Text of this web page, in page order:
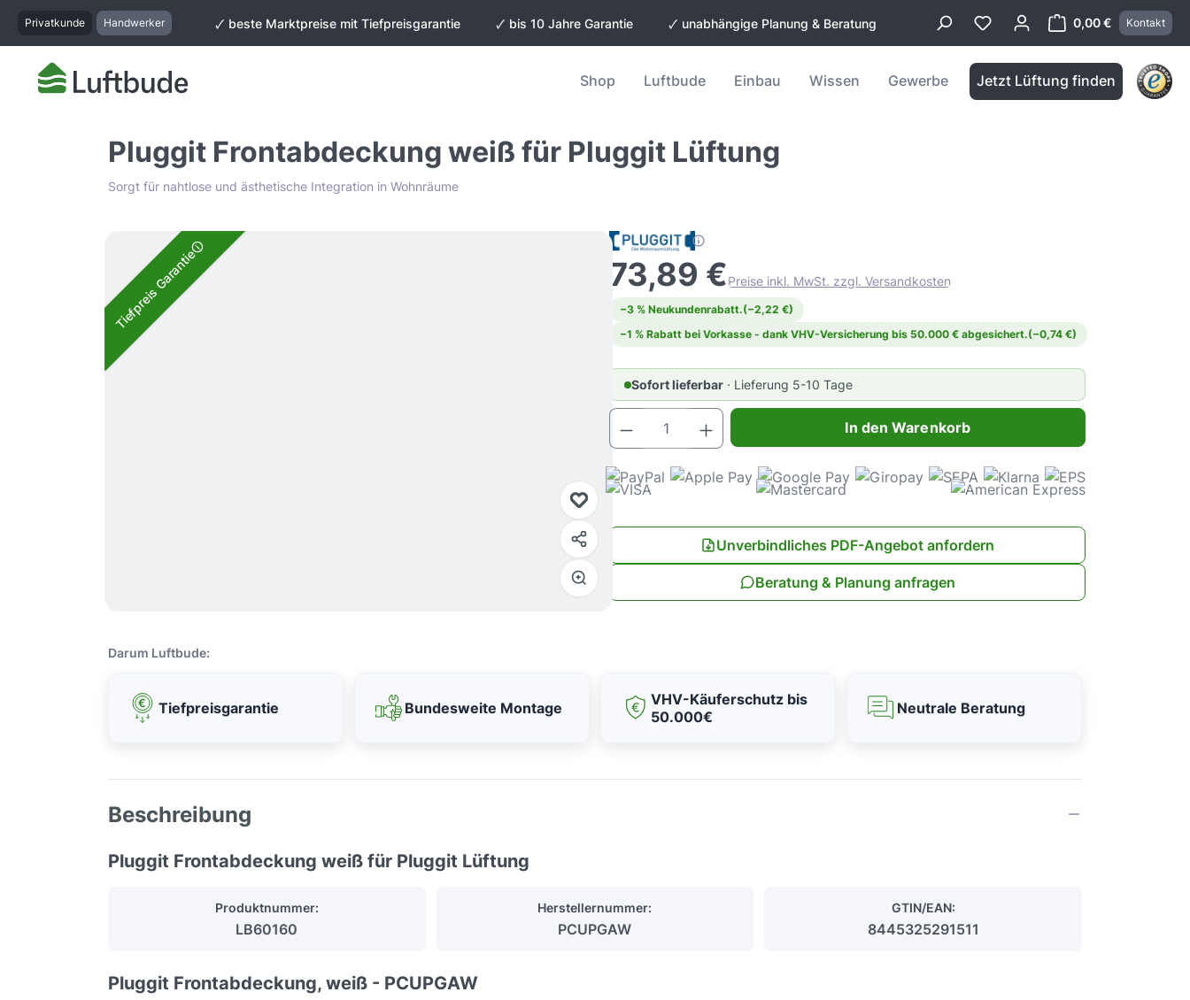
Zur Hauptnavigation springen
Privatkunde Handwerker 🗸 beste Marktpreise mit Tiefpreisgarantie 🗸 bis 10 Jahre Garantie 🗸 unabhängige Planung & Beratung 0,00 €
Warenkorb
Kontakt
Shop Luftbude Einbau Wissen Gewerbe Jetzt Lüftung finden
Pluggit Frontabdeckung weiß für Pluggit Lüftung
Sorgt für nahtlose und ästhetische Integration in Wohnräume
Bildergalerie überspringen
Tiefpreis Garantie 73,89 €Preise inkl. MwSt. zzgl. Versandkosten
−3 % Neukundenrabatt.(−2,22 €)
−1 % Rabatt bei Vorkasse - dank VHV-Versicherung bis 50.000 € abgesichert.(−0,74 €)
Sofort lieferbar · Lieferung 5-10 Tage
Produkt Anzahl: Gib den gewünschten Wert ein oder benutze die Schaltflächen
In den Warenkorb
Unverbindliches PDF-Angebot anfordern
Beratung & Planung anfragen
Darum Luftbude:
Tiefpreisgarantie Bundesweite Montage
VHV-Käuferschutz bis
50.000€
Neutrale Beratung
Beschreibung
Pluggit Frontabdeckung weiß für Pluggit Lüftung
Produktnummer:
LB60160
Herstellernummer:
PCUPGAW
GTIN/EAN:
8445325291511
Pluggit Frontabdeckung, weiß - PCUPGAW